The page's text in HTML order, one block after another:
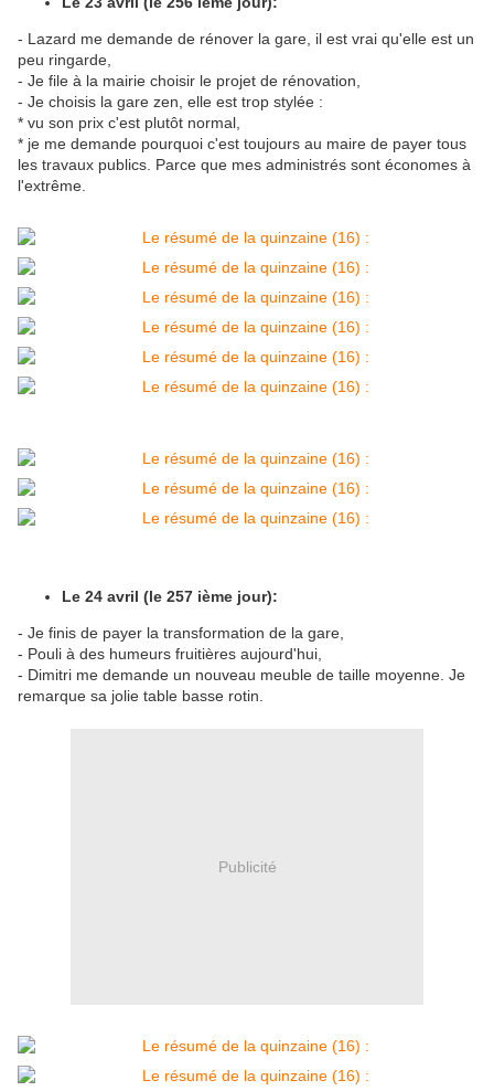
- Lazard me demande de rénover la gare, il est vrai qu'elle est un
peu ringarde,
- Je file à la mairie choisir le projet de rénovation,
- Je choisis la gare zen, elle est trop stylée :
* vu son prix c'est plutôt normal,
* je me demande pourquoi c'est toujours au maire de payer tous
les travaux publics. Parce que mes administrés sont économes à
l'extrême.
Le 24 avril (le 257 ième jour):
- Je finis de payer la transformation de la gare,
- Pouli à des humeurs fruitières aujourd'hui,
- Dimitri me demande un nouveau meuble de taille moyenne. Je
remarque sa jolie table basse rotin.
Publicité